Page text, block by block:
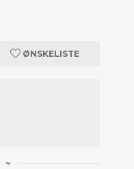
ØNSKELISTE